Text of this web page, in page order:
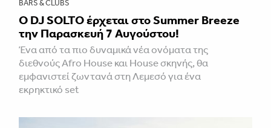
BARS & CLUBS
Ο DJ SOLTO έρχεται στο Summer Breeze
την Παρασκευή 7 Αυγούστου!
Ένα από τα πιο δυναμικά νέα ονόματα της
διεθνούς Afro House και House σκηνής, θα
εμφανιστεί ζωντανά στη Λεμεσό για ένα
εκρηκτικό set